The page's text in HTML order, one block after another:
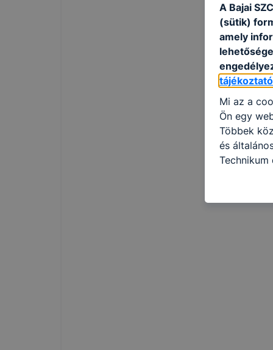
A Bajai
(sütik)
amely
Mi az a
Ön egy
Többek
és
így
ismét
tudja
Felhívjuk
lesznek